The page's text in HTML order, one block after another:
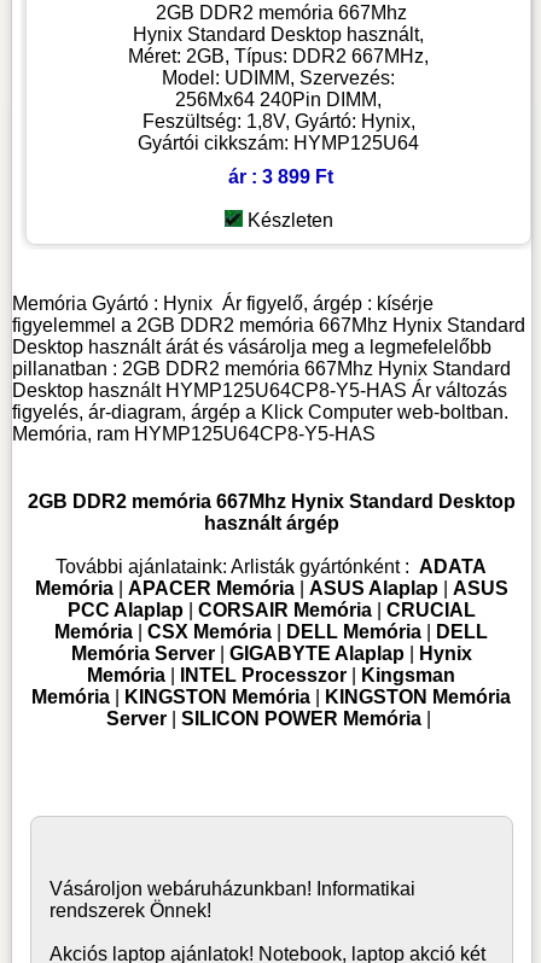
2GB DDR2 memória 667Mhz
Hynix Standard Desktop használt,
Méret: 2GB, Típus: DDR2 667MHz,
Model: UDIMM, Szervezés:
256Mx64 240Pin DIMM,
Feszültség: 1,8V, Gyártó: Hynix,
Gyártói cikkszám: HYMP125U64
ár : 3 899 Ft
Készleten
Memória Gyártó : Hynix Ár figyelő, árgép : kísérje
figyelemmel a 2GB DDR2 memória 667Mhz Hynix Standard
Desktop használt árát és vásárolja meg a legmefelelőbb
pillanatban : 2GB DDR2 memória 667Mhz Hynix Standard
Desktop használt HYMP125U64CP8-Y5-HAS Ár változás
figyelés, ár-diagram, árgép a Klick Computer web-boltban.
Memória, ram HYMP125U64CP8-Y5-HAS
2GB DDR2 memória 667Mhz Hynix Standard Desktop
használt árgép
További ajánlataink: Arlisták gyártónként : ADATA
Memória| APACER Memória| ASUS Alaplap| ASUS
PCC Alaplap| CORSAIR Memória| CRUCIAL
Memória |CSX Memória DELL Memória
DELL
Memória Server| GIGABYTE Alaplap|
Hynix
Memória
INTEL Processzor
Kingsman
Memória
KINGSTON Memória
KINGSTON Memória
Server |SILICON POWER Memória
Vásároljon webáruházunkban! Informatikai
rendszerek Önnek!
Akciós laptop ajánlatok! Notebook, laptop akció két